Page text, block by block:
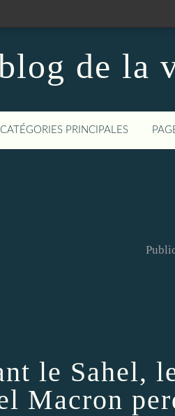
de la
CATÉGORIES PRINCIPALES
le Sahel,
Macron